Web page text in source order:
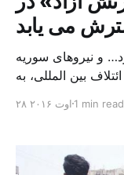
می یابد
حضور دارد… و نیروهای سوریه
بین المللی، به
ادامه دادند. این
۲۸ اوت ۲۰۱۶ 1 min read